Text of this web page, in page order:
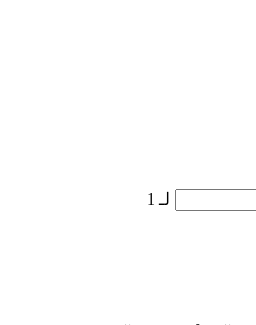
لـ 1